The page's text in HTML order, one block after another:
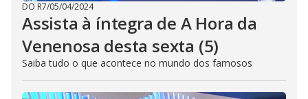
DO R7/05/04/2024
Assista à íntegra de A Hora da
Venenosa desta sexta (5)
Saiba tudo o que acontece no mundo dos famosos